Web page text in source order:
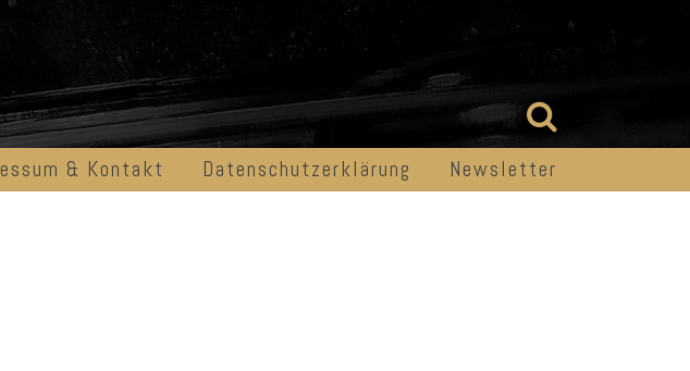
& Kontakt Datenschutzerklärung Newsletter